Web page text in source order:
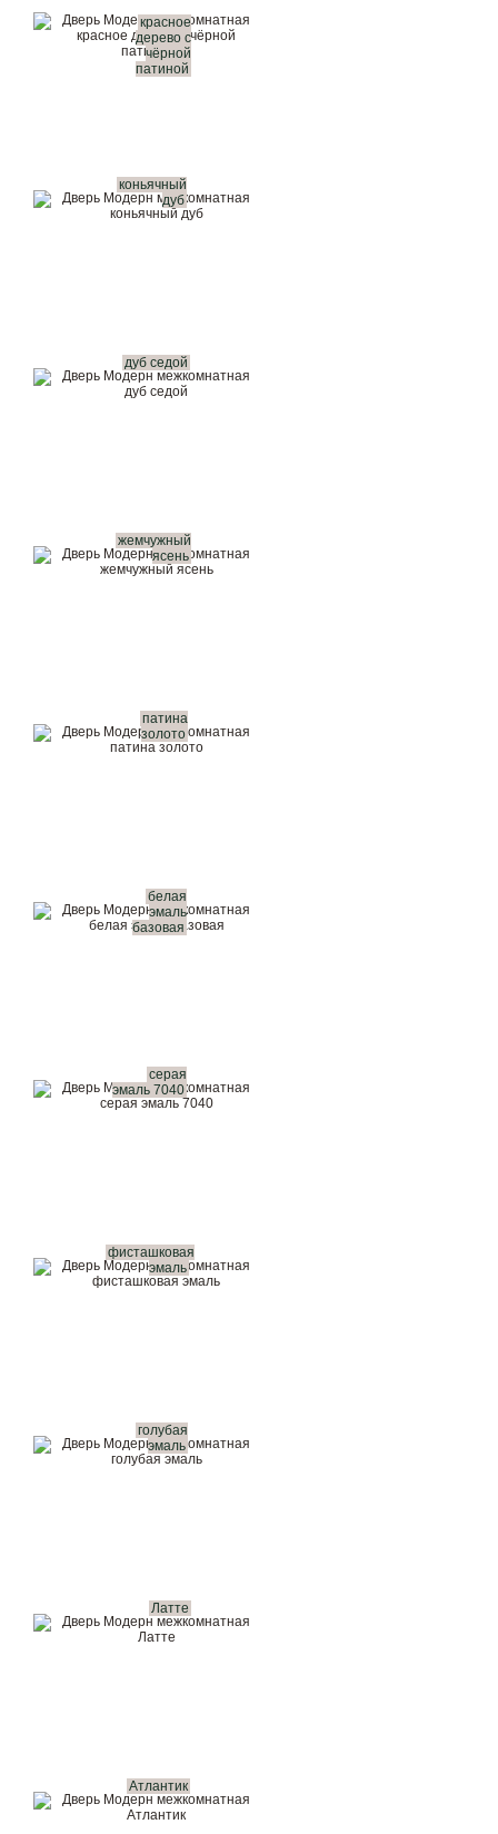
красное
дерево с
чёрной
патиной
коньячный
дуб
дуб седой
жемчужный
ясень
патина
золото
белая
эмаль
базовая
серая
эмаль 7040
фисташковая
эмаль
голубая
эмаль
Латте
Атлантик